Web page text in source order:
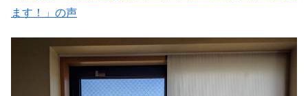
ます！」の声